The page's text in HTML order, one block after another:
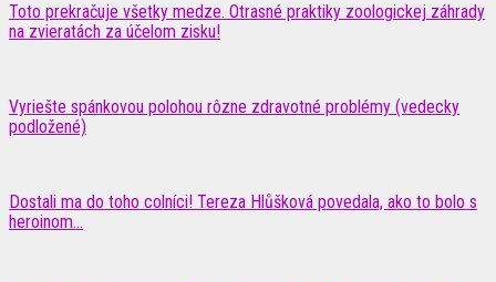
Toto prekračuje všetky medze. Otrasné praktiky zoologickej záhrady
na zvieratách za účelom zisku!
Vyriešte spánkovou polohou rôzne zdravotné problémy (vedecky
podložené)
Dostali ma do toho colníci! Tereza Hlůšková povedala, ako to bolo s
heroinom...